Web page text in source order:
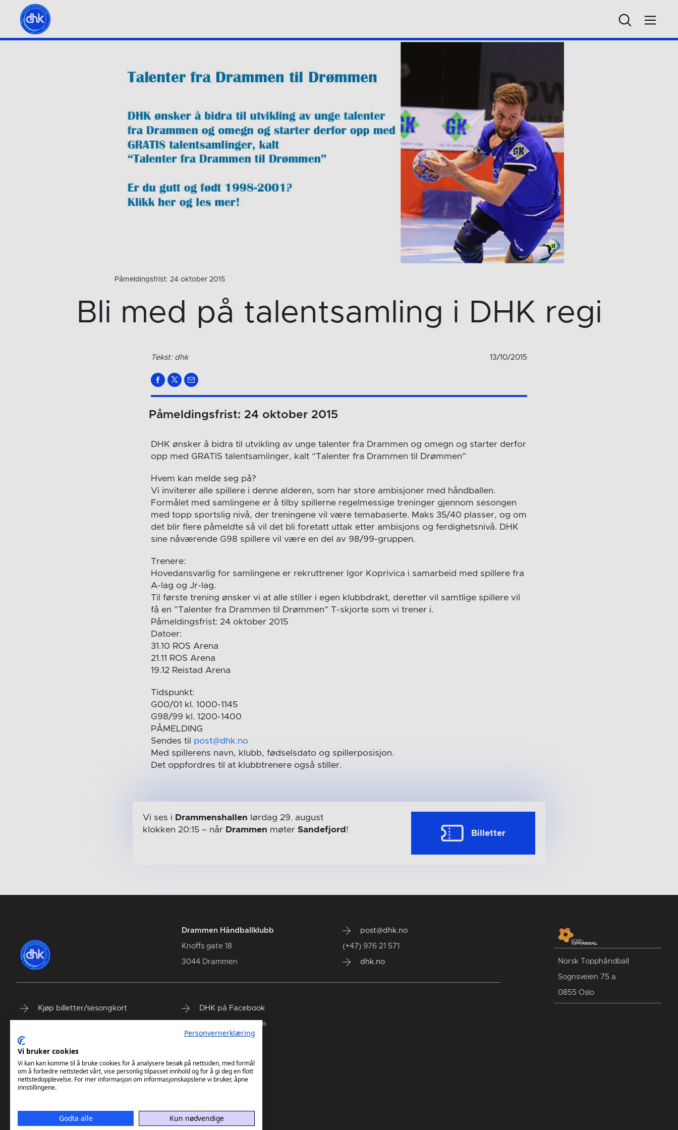
Påmeldingsfrist: 24 oktober 2015
Bli med på talentsamling i DHK regi
Tekst: dhk 13/10/2015
Påmeldingsfrist: 24 oktober 2015
DHK ønsker å bidra til utvikling av unge talenter fra Drammen og omegn og starter derfor
opp med GRATIS talentsamlinger, kalt “Talenter fra Drammen til Drømmen”
Hvem kan melde seg på?
Vi inviterer alle spillere i denne alderen, som har store ambisjoner med håndballen.
Formålet med samlingene er å tilby spillerne regelmessige treninger gjennom sesongen
med topp sportslig nivå, der treningene vil være temabaserte. Maks 35/40 plasser, og om
det blir flere påmeldte så vil det bli foretatt uttak etter ambisjons og ferdighetsnivå. DHK
sine nåværende G98 spillere vil være en del av 98/99-gruppen.
Trenere:
Hovedansvarlig for samlingene er rekruttrener Igor Koprivica i samarbeid med spillere fra
A-lag og Jr-lag.
Til første trening ønsker vi at alle stiller i egen klubbdrakt, deretter vil samtlige spillere vil
få en ”Talenter fra Drammen til Drømmen” T-skjorte som vi trener i.
Påmeldingsfrist: 24 oktober 2015
Datoer:
31.10 ROS Arena
21.11 ROS Arena
19.12 Reistad Arena
Tidspunkt:
G00/01 kl. 1000-1145
G98/99 kl. 1200-1400
PÅMELDING
Sendes til post@dhk.no
Med spillerens navn, klubb, fødselsdato og spillerposisjon.
Det oppfordres til at klubbtrenere også stiller.
Vi ses i Drammenshallen lørdag 29. august
klokken 20:15– når Drammen møter Sandefjord ! Billetter
Drammen Håndballklubb
Knoffs gate 18
3044 Drammen
post@dhk.no
(+47) 976 21 571
dhk.no
Kjøp billetter/sesongkort
DHK Terminliste
DHK på Facebook
DHK på Instagram
DHK på TikTok
Norsk Topphåndball
Sognsveien 75 a
0855 Oslo
Personvernerklæring
Vi bruker cookies
Vi kan kan komme til å bruke cookies for å analysere besøk på nettsiden, med formål
om å forbedre nettstedet vårt, vise personlig tilpasset innhold og for å gi deg en flott
nettstedopplevelse. For mer informasjon om informasjonskapslene vi bruker, åpne
innstillingene.
Godta alle Kun nødvendige